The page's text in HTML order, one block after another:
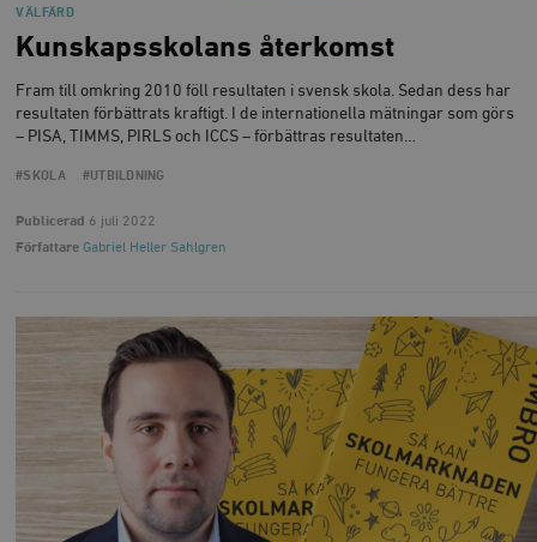
VÄLFÄRD
Kunskapsskolans återkomst
Fram till omkring 2010 föll resultaten i svensk skola. Sedan dess har
resultaten förbättrats kraftigt. I de internationella mätningar som görs
– PISA, TIMMS, PIRLS och ICCS – förbättras resultaten…
#SKOLA #UTBILDNING
Publicerad 6 juli 2022
Författare Gabriel Heller Sahlgren
Inc.
woocommerce_items_in_cart
Automattic
Inc.
timbro.se